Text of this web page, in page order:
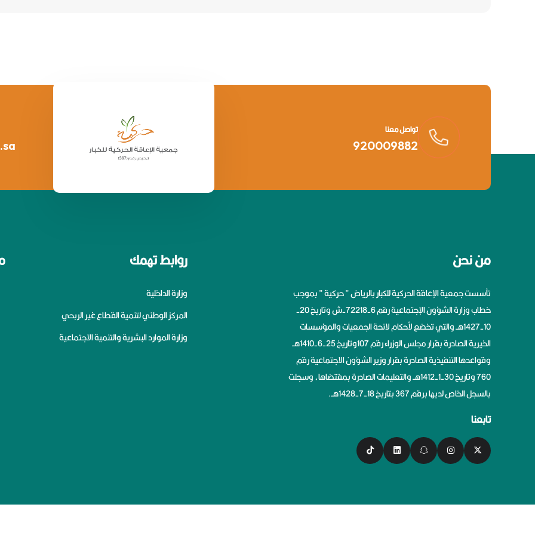
تواصل معنا
920009882
من نحن
تأسست جمعية الإعاقة الحركية للكبار بالرياض ” حركية ” بموجب
خطاب وزارة الشؤون الإجتماعية رقم 6-72218-ش وتاريخ 20-
10-1427هــ والتي تخضع لأحكام لائحة الجمعيات والمؤسسات
الخيرية الصادرة بقرار مجلس الوزراء رقم 107وتاريخ 25-6-1410هــ
وقواعدها التنفيذية الصادرة بقرار وزير الشؤون الاجتماعية رقم
760 وتاريخ 30-1-1412هــ والتعليمات الصادرة بمقتضاها، وسجلت
بالسجل الخاص لديها برقم 367 بتاريخ 18-7-1428هــ.
تابعنا
روابط تهمك
وزارة الداخلية
المركز الوطني لتنمية القطاع غير الربحي
وزارة الموارد البشرية والتنمية الاجتماعية